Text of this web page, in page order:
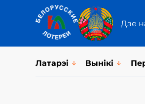
Дзе
Латарэi Вынікі